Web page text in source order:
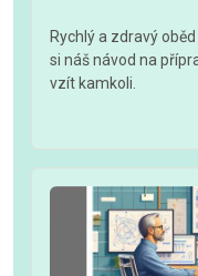
Rychlý a zdravý
si náš návod na
vzít kamkoli.